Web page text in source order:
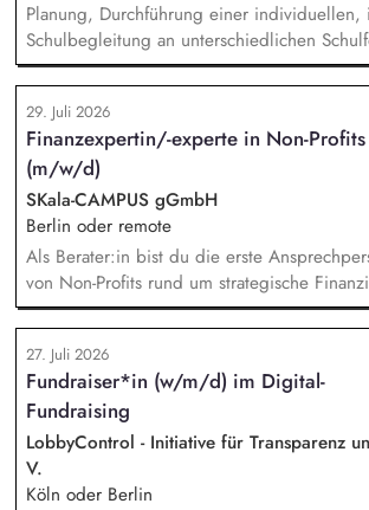
Planung, Durchführung einer individuellen,
Schulbegleitung an unterschiedlichen
(Grundschulen und weiterführenden
Unterstützung eines:einer Schüler:in im
Pausenzeiten, Beziehungs- und
gemeinsames Erarbeiten von Methoden und
den Lehrer:innen und
Selbstständigkeit und Teilhabe zu fördern.
29. Juli 2026
Finanzexpertin/-experte in Non-Profits
(m/w/d)
SKala-CAMPUS gGmbH
Berlin oder remote
Als Berater:in bist du die erste
von Non-Profits rund um strategische
Finanzmanagement und Fundraising.
den gesamten Prozess von der Anfrage über
Angebotserstellung bis zur
Auf Basis der jeweiligen Herausforderungen
passgenaue Beratungsprozesse und berätst
zentralen Fragen ihrer finanziellen
strategischen Weiterentwicklung.
27. Juli 2026
Fundraiser*in (w/m/d) im Digital-
Fundraising
LobbyControl - Initiative für Transparenz
V.
Köln oder Berlin